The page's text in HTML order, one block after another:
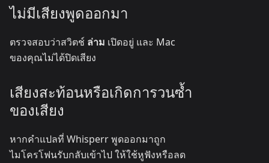
ไม่มีเสียงพูดออกมา
ตรวจสอบว่าสวิตช์ ล่าม เปิดอยู่ และ Mac
ของคุณไม่ได้ปิดเสียง
เสียงสะท้อนหรือเกิดการวนซ้ำ
ของเสียง
หากคำแปลที่ Whisperr พูดออกมาถูก
ไมโครโฟนรับกลับเข้าไป ให้ใช้หูฟังหรือลด